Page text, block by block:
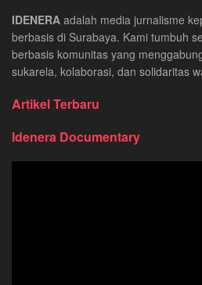
IDENERA adalah media jurnalisme
berbasis di Surabaya. Kami tumbuh
berbasis komunitas yang
sukarela, kolaborasi, dan solidaritas
Artikel Terbaru
Idenera Documentary